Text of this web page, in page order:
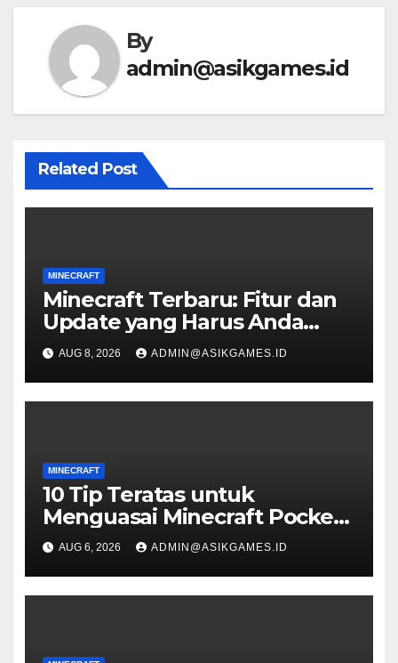
By
admin@asikgames.id
Related Post
MINECRAFT
Minecraft Terbaru: Fitur dan
Update yang Harus Anda
Coba
AUG 8, 2026 ADMIN@ASIKGAMES.ID
MINECRAFT
10 Tip Teratas untuk
Menguasai Minecraft Pocket
Edition
AUG 6, 2026 ADMIN@ASIKGAMES.ID